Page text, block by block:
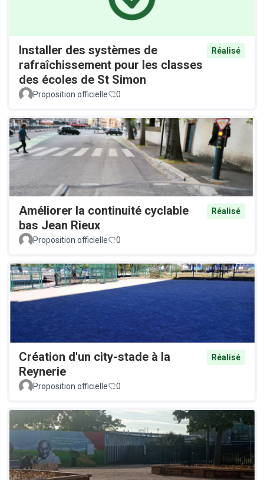
Installer des systèmes de
rafraîchissement pour les classes
des écoles de St Simon
Réalisé
Proposition officielle 0
Améliorer la continuité cyclable
bas Jean Rieux
Réalisé
Proposition officielle 0
Création d'un city-stade à la
Reynerie
Réalisé
Proposition officielle 0